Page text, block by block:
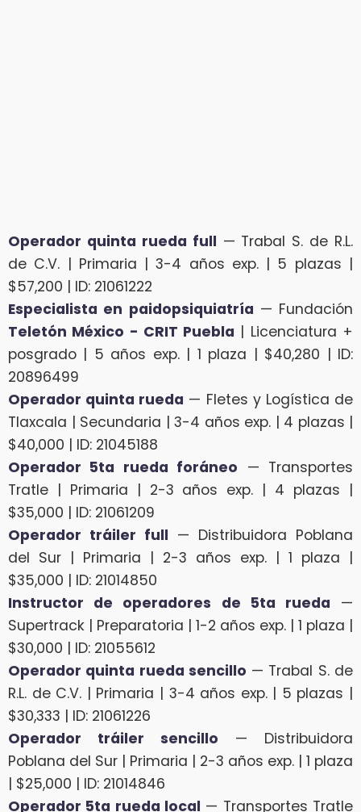
Operador quinta rueda full — Trabal S. de R.L.
de C.V. | Primaria | 3-4 años exp. | 5 plazas |
$57,200 | ID: 21061222
Especialista en paidopsiquiatría — Fundación
Teletón México - CRIT Puebla | Licenciatura +
posgrado | 5 años exp. | 1 plaza | $40,280 | ID:
20896499
Operador quinta rueda — Fletes y Logística de
Tlaxcala | Secundaria | 3-4 años exp. | 4 plazas |
$40,000 | ID: 21045188
Operador 5ta rueda foráneo — Transportes
Tratle | Primaria | 2-3 años exp. | 4 plazas |
$35,000 | ID: 21061209
Operador tráiler full — Distribuidora Poblana
del Sur | Primaria | 2-3 años exp. | 1 plaza |
$35,000 | ID: 21014850
Instructor de operadores de 5ta rueda —
Supertrack | Preparatoria | 1-2 años exp. | 1 plaza |
$30,000 | ID: 21055612
Operador quinta rueda sencillo — Trabal S. de
R.L. de C.V. | Primaria | 3-4 años exp. | 5 plazas |
$30,333 | ID: 21061226
Operador tráiler sencillo — Distribuidora
Poblana del Sur | Primaria | 2-3 años exp. | 1 plaza
| $25,000 | ID: 21014846
Operador 5ta rueda local — Transportes Tratle